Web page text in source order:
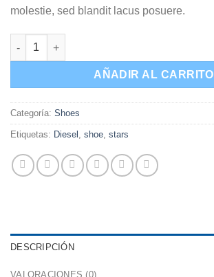
molestie, sed blandit lacus posuere.
Magnete Exposure Diesel cantidad
AÑADIR AL CARRITO
Categoría: Shoes
Etiquetas: Diesel , shoe, stars
DESCRIPCIÓN
VALORACIONES (0)